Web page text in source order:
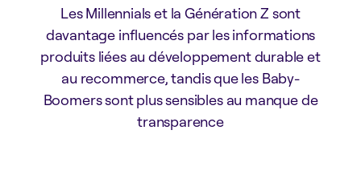
Les Millennials et la Génération Z sont
davantage influencés par les informations
produits liées au développement durable et
au recommerce, tandis que les Baby-
Boomers sont plus sensibles au manque de
transparence